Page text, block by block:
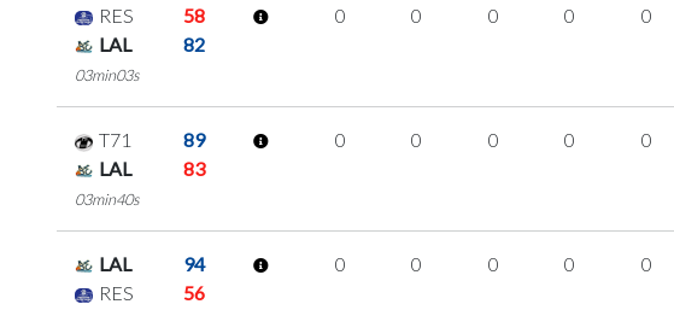
RES
58
LAL
82
03min03s
0 0 0 0 0
T71
89
LAL
83
03min40s
0 0 0 0 0
LAL
94
RES
56
0 0 0 0 0